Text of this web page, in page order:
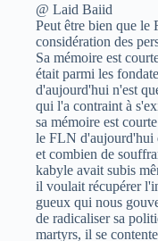
@ Laid Baiid
Peut être bien que le
considération des
Sa mémoire est
était parmi les
d'aujourd'hui n'est
qui l'a contraint à
sa mémoire est
le FLN d'aujourd'hui
et combien de
kabyle avait subis
il voulait récupérer
gueux qui nous
de radicaliser sa
martyrs, il se